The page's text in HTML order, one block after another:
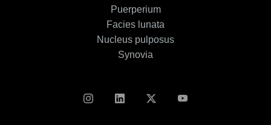
Puerperium
Facies lunata
Nucleus pulposus
Synovia